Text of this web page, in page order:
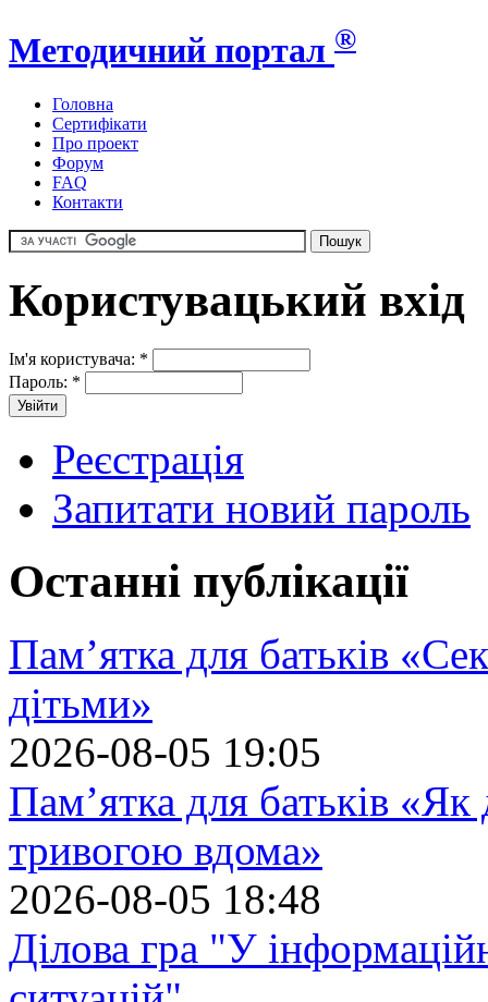
Методичний портал ®
Головна
Сертифікати
Про проект
Форум
FAQ
Контакти
Користувацький вхід
Ім'я користувача: *
Пароль: *
Реєстрація
Запитати новий пароль
Останні публікації
Пам’ятка для батьків
дітьми»
2026-08-05 19:05
Пам’ятка для батьків
тривогою вдома»
2026-08-05 18:48
Ділова гра "У